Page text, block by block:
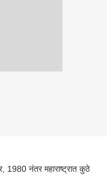
1980 नंतर महाराष्ट्रात कुठे